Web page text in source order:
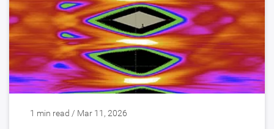
1 min read / Mar 11, 2026